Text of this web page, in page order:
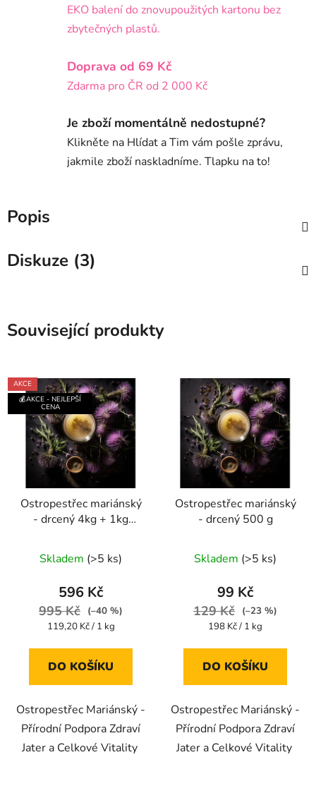
EKO balení do znovupoužitých kartonu bez
zbytečných plastů.
Doprava od 69 Kč
Zdarma pro ČR od 2 000 Kč
Je zboží momentálně nedostupné?
Klikněte na Hlídat a Tim vám pošle zprávu,
jakmile zboží naskladníme. Tlapku na to!
Popis
Diskuze (3)
Související produkty
AKCE
💰AKCE - NEJLEPŠÍ
CENA
Ostropestřec mariánský
- drcený 4kg + 1kg
hodnocení
produktu
je
4,7
5
Skladem (>5 ks)
596 Kč
995 Kč
(–40 %)
Měrná
119,20 Kč / 1 kg
DO KOŠÍKU
Ostropestřec Mariánský -
Přírodní Podpora Zdraví
Jater a Celkové Vitality
Ostropestřec mariánský
- drcený 500 g
Skladem (>5 ks)
99 Kč
129 Kč
(–23 %)
Měrná
198 Kč / 1 kg
DO KOŠÍKU
Ostropestřec Mariánský -
Přírodní Podpora Zdraví
Jater a Celkové Vitality